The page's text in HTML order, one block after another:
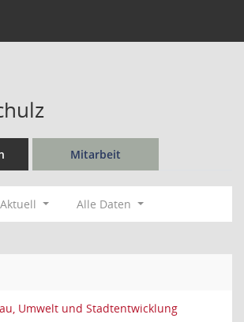
Mitarbeit
Aktuell Alle Daten
Umwelt und Stadtentwicklung